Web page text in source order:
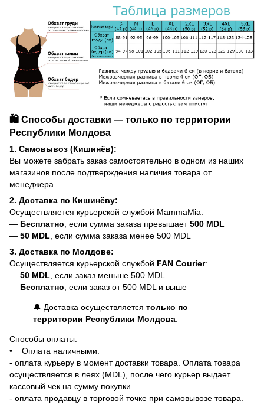
🛍️ Способы доставки — только по территории
Республики Молдова
1. Самовывоз (Кишинёв):
Вы можете забрать заказ самостоятельно в одном из наших
магазинов после подтверждения наличия товара от
менеджера.
2. Доставка по Кишинёву:
Осуществляется курьерской службой MammaMia:
— Бесплатно , если сумма заказа превышает500 MDL
— 50 MDL , если сумма заказа менее 500 MDL
3. Доставка по Молдове:
Осуществляется курьерской службой FAN Courier:
— 50 MDL , если заказ меньше 500 MDL
— Бесплатно , если заказ от 500 MDL и выше
🔔 Доставка осуществляется только по
территории Республики Молдова
Способы оплаты:
• Оплата наличными:
- оплата курьеру в момент доставки товара. Оплата товара
осуществляется в леях (MDL), после чего курьер выдает
кассовый чек на сумму покупки.
- оплата продавцу в торговой точке при самовывозе товара.